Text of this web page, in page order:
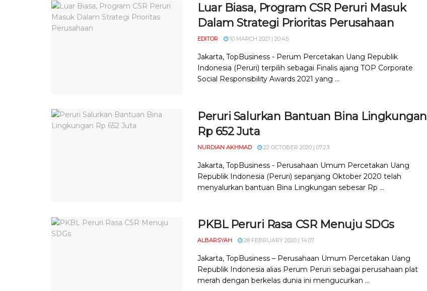
Luar Biasa, Program CSR Peruri Masuk
Dalam Strategi Prioritas Perusahaan
EDITOR 10 MARCH 2021 | 20:45
Jakarta, TopBusiness - Perum Percetakan Uang Republik
Indonesia (Peruri) terpilih sebagai Finalis ajang TOP Corporate
Social Responsibility Awards 2021 yang ...
Peruri Salurkan Bantuan Bina Lingkungan
Rp 652 Juta
NURDIAN AKHMAD 22 OCTOBER 2020 | 07:23
Jakarta, TopBusiness - Perusahaan Umum Percetakan Uang
Republik Indonesia (Peruri) sepanjang Oktober 2020 telah
menyalurkan bantuan Bina Lingkungan sebesar Rp ...
PKBL Peruri Rasa CSR Menuju SDGs
ALBARSYAH 28 FEBRUARY 2020 | 14:07
Jakarta, TopBusiness – Perusahaan Umum Percetakan Uang
Republik Indonesia alias Perum Peruri sebagai perusahaan plat
merah dengan berkelas dunia ini mengucurkan ...